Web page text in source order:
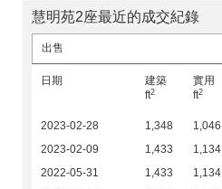
慧明苑2座最近的成交紀錄
出售
日期
建築
ft2
實用
ft2
2023-02-28 1,348 1,046
2023-02-09
1,433 1,134
2022-05-31
1,433 1,134